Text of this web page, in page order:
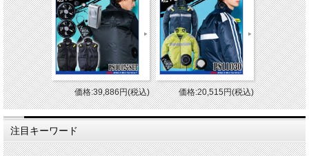
価格:39,886円(税込) 価格:20,515円(税込)
注目キーワード